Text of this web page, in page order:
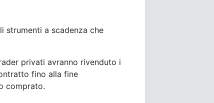
strumenti a scadenza che
privati avranno rivenduto i
fino alla fine
comprato.